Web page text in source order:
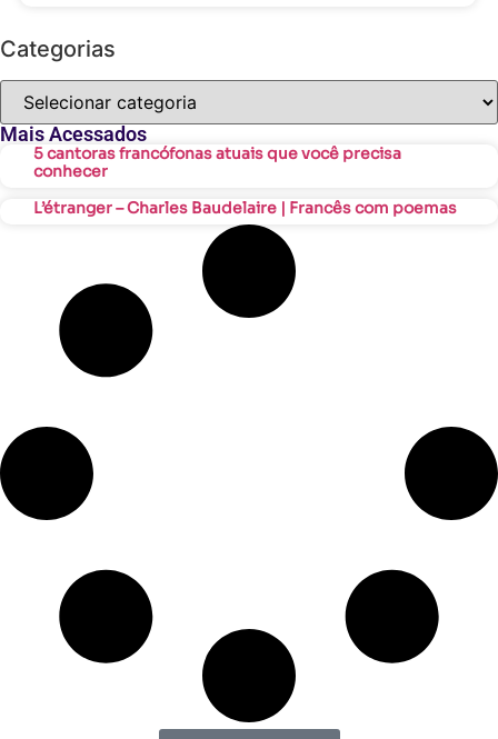
Categorias
Mais Acessados
5 cantoras francófonas atuais que você precisa
conhecer
L’étranger – Charles Baudelaire | Francês com poemas